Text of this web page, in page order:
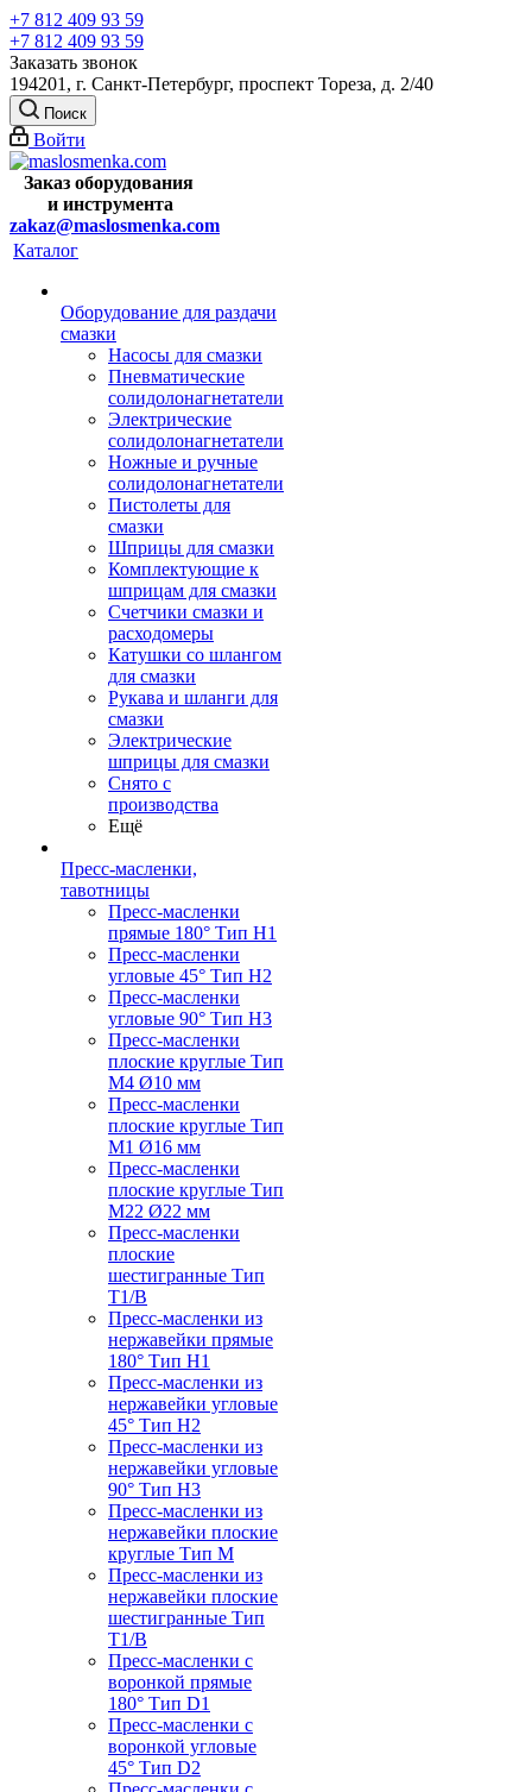
+7 812 409 93 59
+7 812 409 93 59
Заказать звонок
194201, г. Санкт-Петербург, проспект Тореза, д. 2/40
Поиск
Войти
Заказ оборудования
и инструмента
zakaz@maslosmenka.com
Каталог
Оборудование для раздачи
смазки
Насосы для смазки
Пневматические
солидолонагнетатели
Электрические
солидолонагнетатели
Ножные и ручные
солидолонагнетатели
Пистолеты для
смазки
Шприцы для смазки
Комплектующие к
шприцам для смазки
Счетчики смазки и
расходомеры
Катушки со шлангом
для смазки
Рукава и шланги для
смазки
Электрические
шприцы для смазки
Снято с
производства
Ещё
Пресс-масленки,
тавотницы
Пресс-масленки
прямые 180° Тип H1
Пресс-масленки
угловые 45° Тип H2
Пресс-масленки
угловые 90° Тип H3
Пресс-масленки
плоские круглые Тип
M4 Ø10 мм
Пресс-масленки
плоские круглые Тип
M1 Ø16 мм
Пресс-масленки
плоские круглые Тип
M22 Ø22 мм
Пресс-масленки
плоские
шестигранные Тип
T1/B
Пресс-масленки из
нержавейки прямые
180° Тип H1
Пресс-масленки из
нержавейки угловые
45° Тип H2
Пресс-масленки из
нержавейки угловые
90° Тип H3
Пресс-масленки из
нержавейки плоские
круглые Тип M
Пресс-масленки из
нержавейки плоские
шестигранные Тип
T1/B
Пресс-масленки с
воронкой прямые
180° Тип D1
Пресс-масленки с
воронкой угловые
45° Тип D2